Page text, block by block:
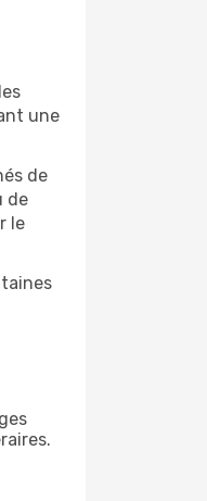
une
de
de
le